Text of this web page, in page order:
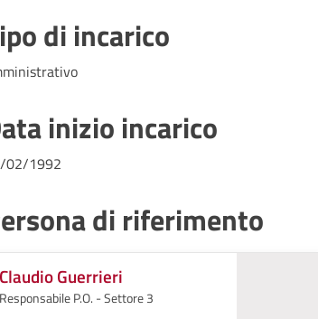
di incarico
inizio incarico
02/1992
di riferimento
Claudio Guerrieri
Responsabile P.O. - Settore 3